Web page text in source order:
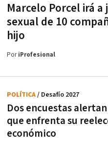
Marcelo Porcel irá
sexual de 10
hijo
PoriProfesional
Dos encuestas
que enfrenta su
económico
POLÍTICA/ Desafío 2027